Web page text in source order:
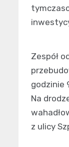
Zespół
godzinie
Na
z ulicy